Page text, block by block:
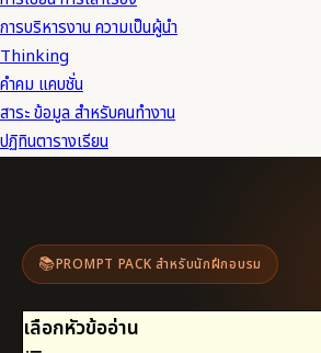
การบริหารงาน ความเป็นผู้นำ
Thinking
คำคม แคบชั่น
สาระ ข้อมูล สำหรับคนทำงาน
ปฏิทินตารางเรียน
📚PROMPT PACK สำหรับนักฝึกอบรม
เลือกหัวข้ออ่าน